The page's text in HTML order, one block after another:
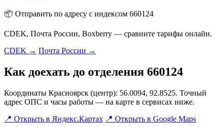
📦 Отправить по адресу с индексом 660124
CDEK, Почта России, Boxberry — сравните тарифы онлайн.
CDEK → Почта России →
Как доехать до отделения 660124
Координаты Красноярск (центр): 56.0094, 92.8525. Точный
адрес ОПС и часы работы — на карте в сервисах ниже.
📍 Открыть в Яндекс.Картах 📍 Открыть в Google Maps